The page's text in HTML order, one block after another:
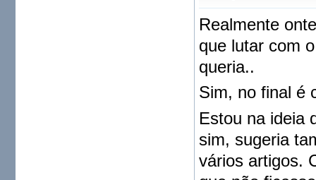
Realmente
que lutar com
queria..
Sim, no final é
Estou na ideia
sim, sugeria
vários artigos.